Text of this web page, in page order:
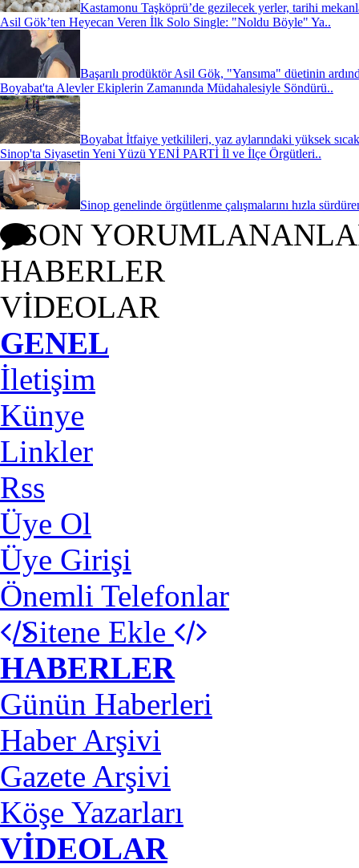
Kastamonu Taşköprü’de gezilecek yerler, tarihi
Asil Gök’ten Heyecan Veren İlk Solo Single: "Noldu Böyle" Ya..
Başarılı prodüktör Asil Gök, "Yansıma" düetinin
Boyabat'ta Alevler Ekiplerin Zamanında Müdahalesiyle Söndürü..
Boyabat İtfaiye yetkilileri, yaz aylarındaki yüksek
Sinop'ta Siyasetin Yeni Yüzü YENİ PARTİ İl ve İlçe Örgütleri..
Sinop genelinde örgütlenme çalışmalarını hızla
SON
HABERLER
VİDEOLAR
GENEL
İletişim
Künye
Linkler
Rss
Üye Ol
Üye Girişi
Önemli Telefonlar
Sitene Ekle
HABERLER
Günün Haberleri
Haber Arşivi
Gazete Arşivi
Köşe Yazarları
VİDEOLAR